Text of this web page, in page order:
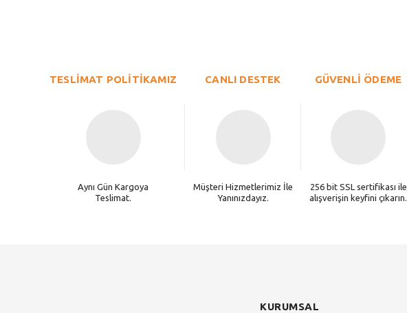
Ürün açıklamasında eksik bilgiler bulunuyor.
TESLİMAT POLİTİKAMIZ
Aynı Gün Kargoya
Teslimat.
CANLI DESTEK
Müşteri Hizmetlerimiz İle
Yanınızdayız.
GÜVENLİ ÖDEME
256 bit SSL sertifikası ile
alışverişin keyfini çıkarın.
KURUMSAL